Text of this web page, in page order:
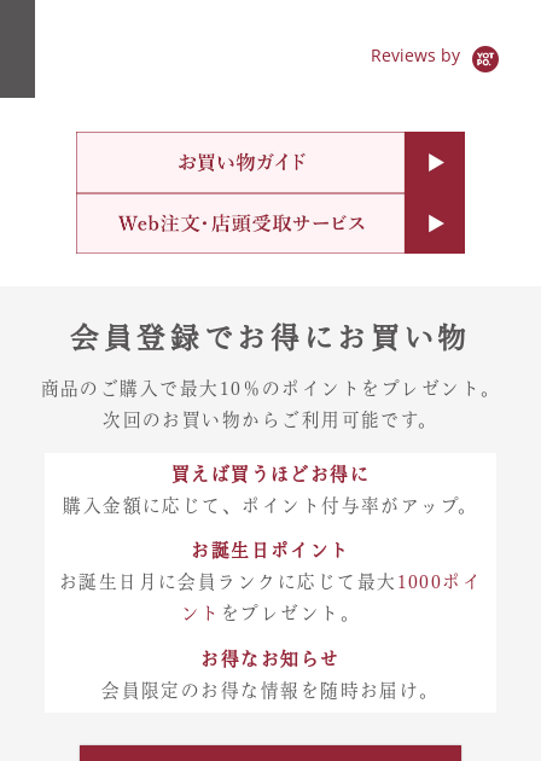
Reviews by
会員登録でお得にお買い物
商品のご購入で最大10％のポイントをプレゼント。
次回のお買い物からご利用可能です。
買えば買うほどお得に
購入金額に応じて、ポイント付与率がアップ。
お誕生日ポイント
お誕生日月に会員ランクに応じて最大 1000ポイ
ント をプレゼント。
お得なお知らせ
会員限定のお得な情報を随時お届け。